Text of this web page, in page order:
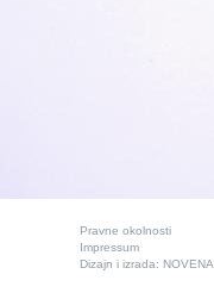
Pravne okolnosti
Impressum
Dizajn i izrada: NOVENA